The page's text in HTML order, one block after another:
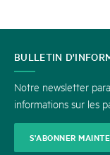
CONTACT
BULLETIN
Notre newsletter
informations sur les
S'ABONNER